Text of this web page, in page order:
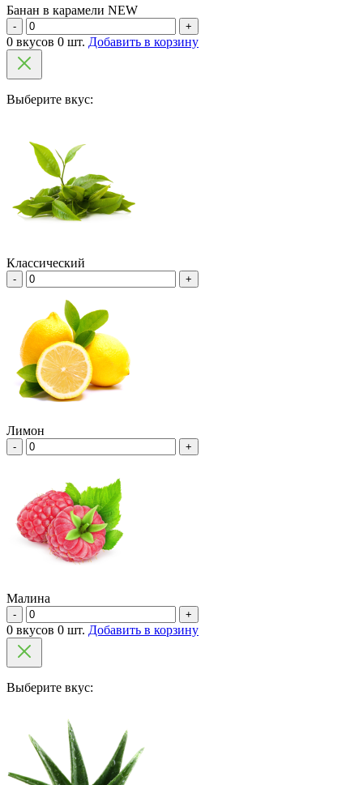
Банан в карамели NEW
- +
0 вкусов 0 шт. Добавить в корзину
Выберите вкус:
Классический
- +
Лимон
- +
Малина
- +
0 вкусов 0 шт. Добавить в корзину
Выберите вкус: